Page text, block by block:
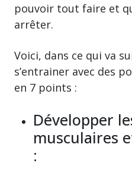
pouvoir tout faire et
arrêter.
Voici, dans ce qui va
s’entrainer avec des
en 7 points :
Développer
musculaires
: